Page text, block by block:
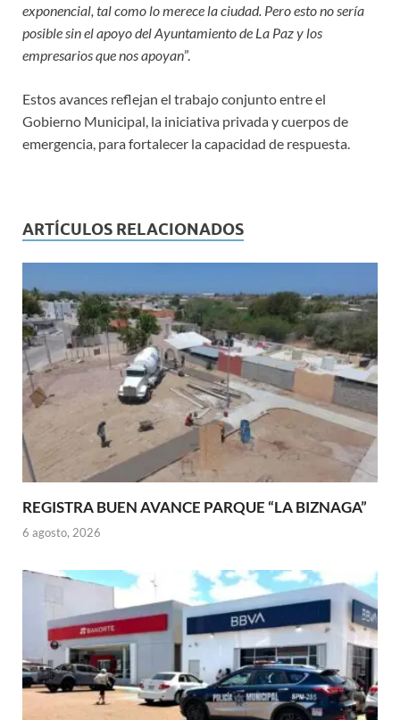
exponencial, tal como lo merece la ciudad. Pero esto no sería
posible sin el apoyo del Ayuntamiento de La Paz y los
empresarios que nos apoyan”.
Estos avances reflejan el trabajo conjunto entre el
Gobierno Municipal, la iniciativa privada y cuerpos de
emergencia, para fortalecer la capacidad de respuesta.
ARTÍCULOS RELACIONADOS
REGISTRA BUEN AVANCE PARQUE “LA BIZNAGA”
6 agosto, 2026